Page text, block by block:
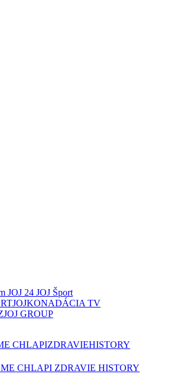
JOJ 24 JOJ Šport
JOJKONADÁCIA TV
JOJ GROUP
CHLAPIZDRAVIEHISTORY
CHLAPI ZDRAVIE HISTORY